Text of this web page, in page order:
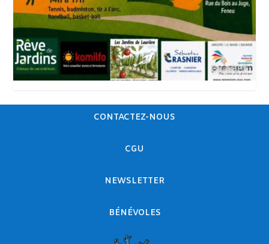
CONTACTEZ-NOUS
CGU
NEWSLETTER
BÉNÉVOLES